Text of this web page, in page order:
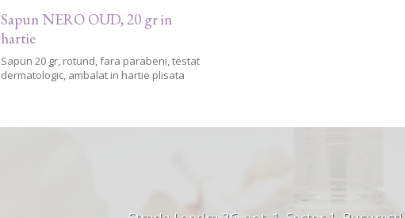
Sapun NERO OUD, 20 gr in
hartie
Sapun 20 gr, rotund, fara parabeni, testat
dermatologic, ambalat in hartie plisata